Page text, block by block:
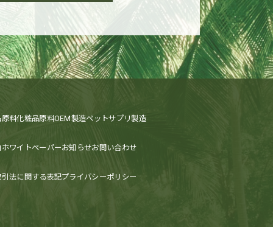
料化粧品原料OEM製造ペットサプリ製造
ホワイトペーパーお知らせお問い合わせ
法に関する表記プライバシーポリシー